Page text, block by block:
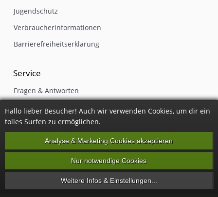
Jugendschutz
Verbraucherinformationen
Barrierefreiheitserklärung
Service
Fragen & Antworten
Gutschein einlösen
Kontakt
Newsletter
Vertrag widerrufen
Hallo lieber Besucher! Auch wir verwenden Cookies, um dir ein
tolles Surfen zu ermöglichen.
Analyse & Marketing Cookies akzeptieren
Nur notwendige Cookies
Weitere Infos & Einstellungen...